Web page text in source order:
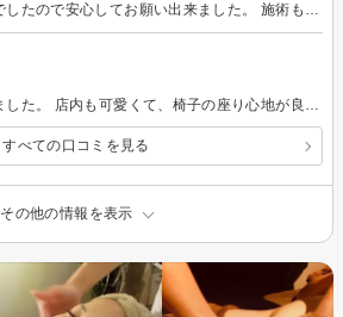
とても綺麗なサロンさんでしたので安心してお願い出来ました。 施術もとても丁寧でしたので、寝てしまいました。 乾燥肌ですがパックも同時にしましたので、シェービング後ですがしっとりして嬉しかったです。
丁寧に施術してくださいました。 店内も可愛くて、椅子の座り心地が良かったです！
すべての口コミを見る
その他の情報を表示